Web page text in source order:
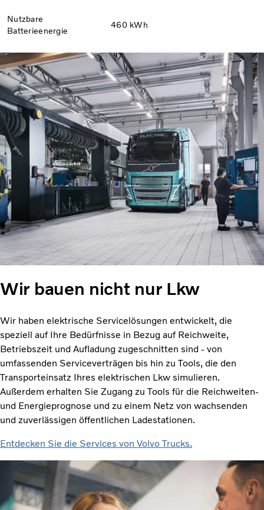
Nutzbare
Batterieenergie
460 kWh
Wir bauen nicht nur Lkw
Wir haben elektrische Servicelösungen entwickelt, die
speziell auf Ihre Bedürfnisse in Bezug auf Reichweite,
Betriebszeit und Aufladung zugeschnitten sind - von
umfassenden Serviceverträgen bis hin zu Tools, die den
Transporteinsatz Ihres elektrischen Lkw simulieren.
Außerdem erhalten Sie Zugang zu Tools für die Reichweiten-
und Energieprognose und zu einem Netz von wachsenden
und zuverlässigen öffentlichen Ladestationen.
Entdecken Sie die Services von Volvo Trucks.